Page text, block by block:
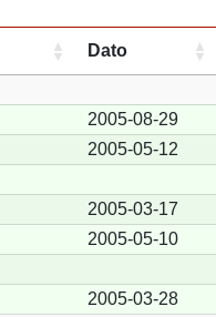
Dato
2005-08-29
2005-05-12
2005-03-17
2005-05-10
2005-03-28